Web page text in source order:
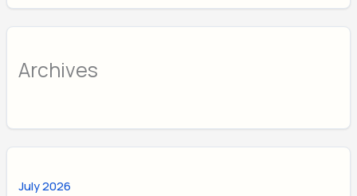
Archives
July 2026